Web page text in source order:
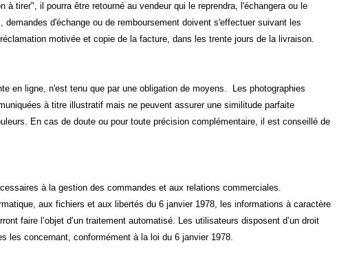
à tirer", il pourra être retourné au vendeur qui le reprendra, l'échangera ou le
demandes d'échange ou de remboursement doivent s'effectuer suivant les
motivée et copie de la facture, dans les trente jours de la livraison.
en ligne, n'est tenu que par une obligation de moyens. Les photographies
à titre illustratif mais ne peuvent assurer une similitude parfaite
En cas de doute ou pour toute précision complémentaire, il est conseillé de
à la gestion des commandes et aux relations commerciales.
aux fichiers et aux libertés du 6 janvier 1978, les informations à caractère
faire l’objet d’un traitement automatisé. Les utilisateurs disposent d’un droit
les concernant, conformément à la loi du 6 janvier 1978.